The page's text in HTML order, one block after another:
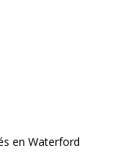
en Waterford